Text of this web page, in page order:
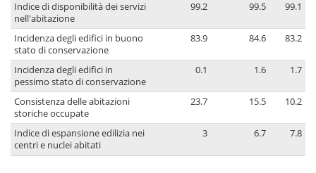
Indice di disponibilità dei servizi
nell'abitazione
99.2 99.5 99.1
Incidenza degli edifici in buono
stato di conservazione
83.9 84.6 83.2
Incidenza degli edifici in
pessimo stato di conservazione
0.1 1.6 1.7
Consistenza delle abitazioni
storiche occupate
23.7 15.5 10.2
Indice di espansione edilizia nei
centri e nuclei abitati
3 6.7 7.8